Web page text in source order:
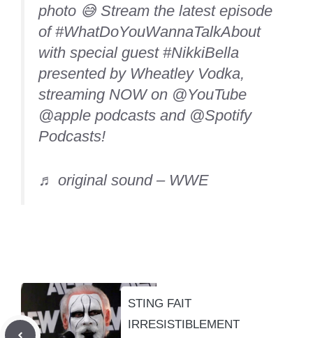
photo 😅 Stream the latest episode
of#WhatDoYouWannaTalkAbout
with special guest #NikkiBella
presented by Wheatley Vodka,
streaming NOW on @YouTube
@apple podcasts and @Spotify
Podcasts!
♬ original sound – WWE
STING FAIT
IRRESISTIBLEMENT